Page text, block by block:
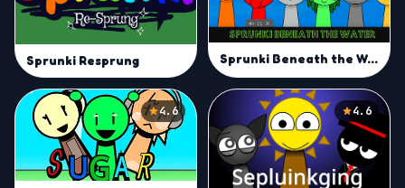
Sprunki Resprung Sprunki Beneath the Water
4.6 4.6